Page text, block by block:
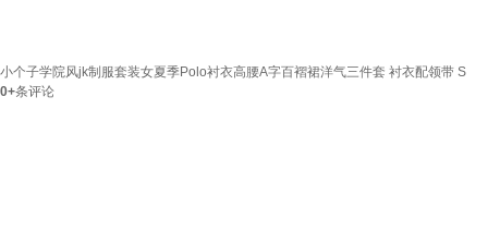
小个子学院风jk制服套装女夏季Polo衬衣高腰A字百褶裙洋气三件套 衬衣配领带 S
0+条评论